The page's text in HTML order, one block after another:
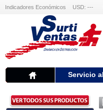
Indicadores Económicos USD: ---
Servicio